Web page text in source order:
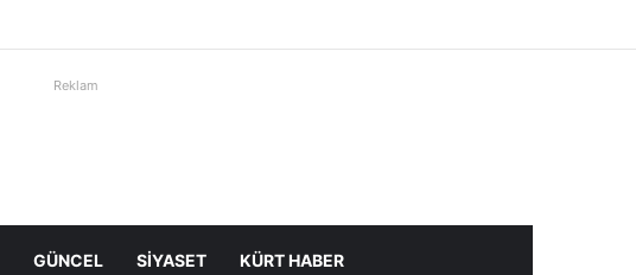
Reklam
GÜNCEL SIYASET KÜRT HABER